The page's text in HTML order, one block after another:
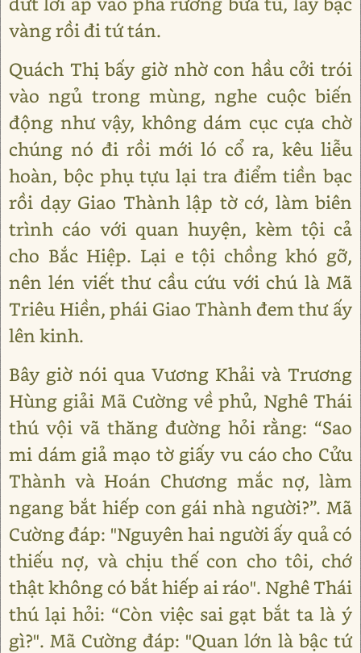
vàng rồi đi tứ tán.
Quách Thị bấy giờ nhờ con hầu cởi trói
vào ngủ trong mùng, nghe cuộc biến
động như vậy, không dám cục cựa chờ
chúng nó đi rồi mới ló cổ ra, kêu liễu
hoàn, bộc phụ tựu lại tra điểm tiền bạc
rồi dạy Giao Thành lập tờ cớ, làm biên
trình cáo với quan huyện, kèm tội cả
cho Bắc Hiệp. Lại e tội chồng khó gỡ,
nên lén viết thư cầu cứu với chú là Mã
Triêu Hiền, phái Giao Thành đem thư ấy
lên kinh.
Bây giờ nói qua Vương Khải và Trương
Hùng giải Mã Cường về phủ, Nghê Thái
thú vội vã thăng đường hỏi rằng: “Sao
mi dám giả mạo tờ giấy vu cáo cho Cửu
Thành và Hoán Chương mắc nợ, làm
ngang bắt hiếp con gái nhà người?”. Mã
Cường đáp: "Nguyên hai người ấy quả có
thiếu nợ, và chịu thế con cho tôi, chớ
thật không có bắt hiếp ai ráo". Nghê Thái
thú lại hỏi: “Còn việc sai gạt bắt ta là ý
gì?". Mã Cường đáp: "Quan lớn là bậc tứ